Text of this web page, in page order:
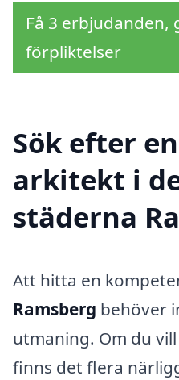
Få 3 erbjudanden,
förpliktelser
Sök efter
arkitekt i
städerna
Att hitta en
Ramsberg behöver
utmaning. Om du
finns det flera